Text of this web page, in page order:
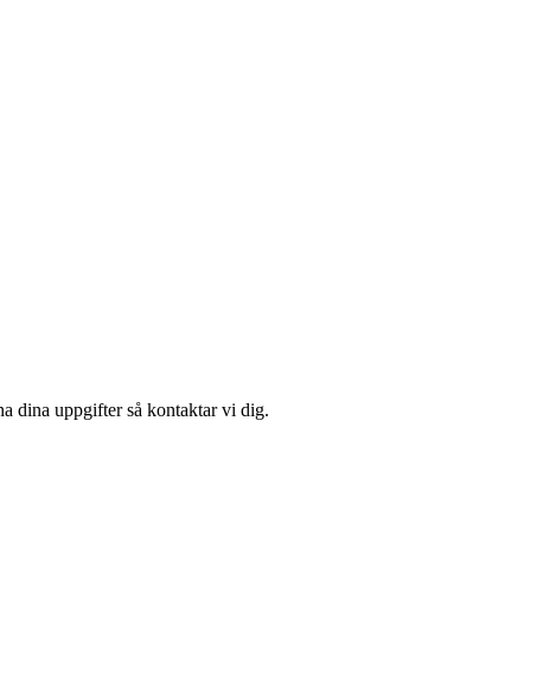
dina uppgifter så kontaktar vi dig.